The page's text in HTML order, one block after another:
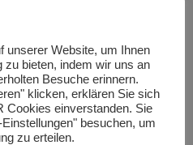
unserer Website, um Ihnen
zu bieten, indem wir uns an
Besuche erinnern.
klicken, erklären Sie sich
Cookies einverstanden. Sie
besuchen, um
zu erteilen.